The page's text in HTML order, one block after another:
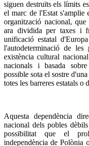
siguen destruïts els límits
el marc de l'Estat s'amplie
organització nacional,
ara dividida per taxes i
unificació estatal
l'autodeterminació de
existència cultural
nacionals i basada
possible sota el sostre
totes les barreres estatals o
Aquesta dependència
nacional dels pobles
possibilitat que el
independència de Polònia